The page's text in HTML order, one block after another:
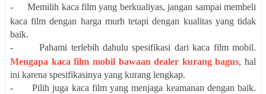
-
Memilih kaca film yang berkualiyas, jangan sampai membeli
kaca film dengan harga murh tetapi dengan kualitas yang tidak
baik.
-
Pahami terlebih dahulu spesifikasi dari kaca film mobil.
Mengapa kaca film mobil bawaan dealer kurang bagus, hal
ini karena spesifikasinya yang kurang lengkap.
-
Pilih juga kaca film yang menjaga keamanan dengan baik.